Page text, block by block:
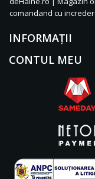
comandand cu
INFORMAŢII
CONTUL MEU